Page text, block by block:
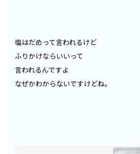
塩はだめって言われるけど
ふりかけならいいって
言われるんですよ
なぜかわからないですけどね。